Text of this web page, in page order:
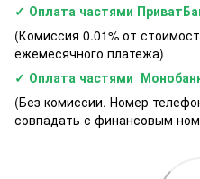
✓ Оплата частями
(Комиссия 0.01% от
ежемесячного платежа)
✓ Оплата частями
(Без комиссии. Номер
совпадать с финансовым